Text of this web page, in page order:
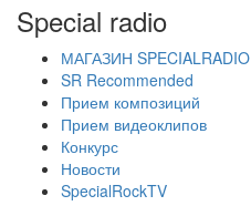
Special radio
МАГАЗИН SPECIALRADIO
SR Recommended
Прием композиций
Прием видеоклипов
Конкурс
Новости
SpecialRockTV